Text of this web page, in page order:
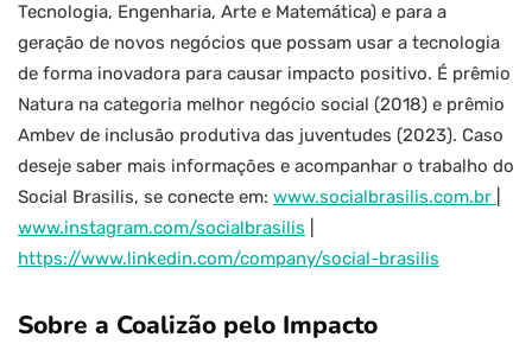
Tecnologia, Engenharia, Arte e Matemática) e para a
geração de novos negócios que possam usar a tecnologia
de forma inovadora para causar impacto positivo. É prêmio
Natura na categoria melhor negócio social (2018) e prêmio
Ambev de inclusão produtiva das juventudes (2023). Caso
deseje saber mais informações e acompanhar o trabalho do
Social Brasilis, se conecte em: www.socialbrasilis.com.br
www.instagram.com/socialbrasilis
https://www.linkedin.com/company/social-brasilis
Sobre a Coalizão pelo Impacto